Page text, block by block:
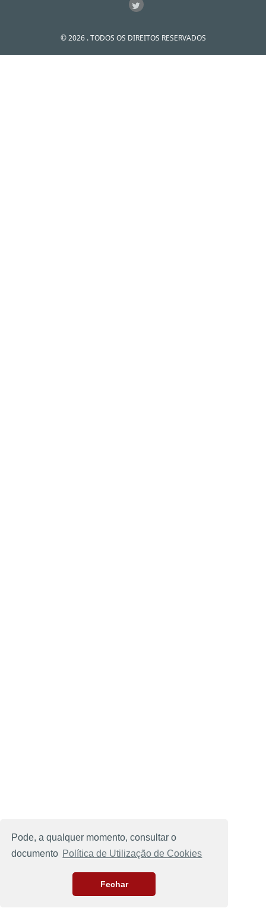
Pode, a qualquer momento, consultar o
documento Política de Utilização de Cookies
Fechar
© 2026 . TODOS OS DIREITOS RESERVADOS